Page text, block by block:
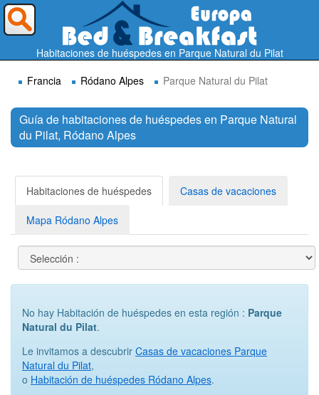
Habitaciones de huéspedes en Parque Natural du Pilat
Francia
Ródano Alpes Parque Natural du Pilat
Guía de habitaciones de huéspedes en Parque Natural
du Pilat, Ródano Alpes
Habitaciones de huéspedes Casas de vacaciones
Mapa Ródano Alpes
No hay Habitación de huéspedes en esta región : Parque
Natural du Pilat.
Le invitamos a descubrir Casas de vacaciones Parque
Natural du Pilat,
o Habitación de huéspedes Ródano Alpes.
¿A dónde quieres ir?